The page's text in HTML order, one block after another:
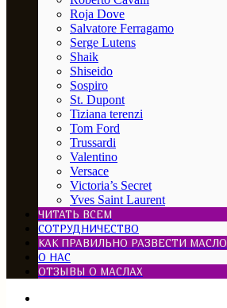
Roja Dove
Salvatore Ferragamo
Serge Lutens
Shaik
Shiseido
Sospiro
St. Dupont
Tiziana terenzi
Tom Ford
Trussardi
Valentino
Versace
Victoria’s Secret
Yves Saint Laurent
ЧИТАТЬ ВСЕМ
СОТРУДНИЧЕСТВО
КАК ПРАВИЛЬНО РАЗВЕСТИ МАСЛО
О НАС
ОТЗЫВЫ О МАСЛАХ